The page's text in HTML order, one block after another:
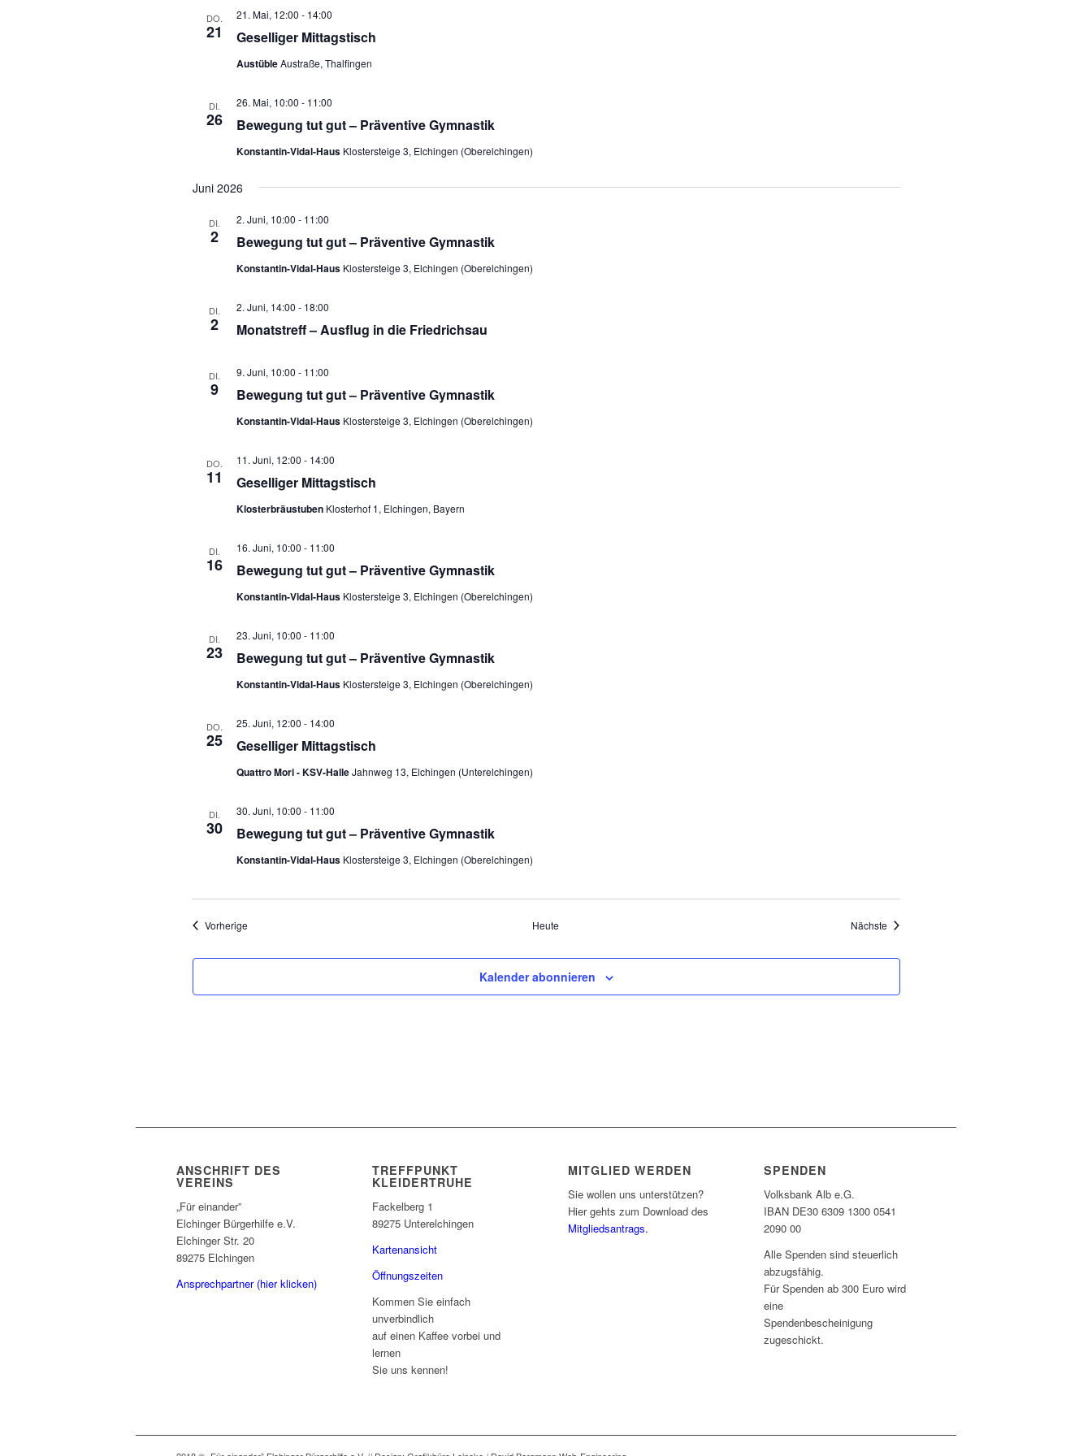
DO.
21 Geselliger Mittagstisch
21. Mai, 12:00 - 14:00
AustübleAustraße, Thalfingen
DI.
26 Bewegung tut gut – Präventive Gymnastik
26. Mai, 10:00 - 11:00
Konstantin-Vidal-Haus Klostersteige 3, Elchingen (Oberelchingen)
Juni 2026
DI.
2 Bewegung tut gut – Präventive Gymnastik
2. Juni, 10:00 - 11:00
Konstantin-Vidal-Haus Klostersteige 3, Elchingen (Oberelchingen)
DI.
2 Monatstreff – Ausflug in die Friedrichsau
2. Juni, 14:00 - 18:00
DI.
9 Bewegung tut gut – Präventive Gymnastik
9. Juni, 10:00 - 11:00
Konstantin-Vidal-Haus Klostersteige 3, Elchingen (Oberelchingen)
DO.
11 Geselliger Mittagstisch
11. Juni, 12:00 - 14:00
Klosterbräustuben Klosterhof 1, Elchingen, Bayern
DI.
16 Bewegung tut gut – Präventive Gymnastik
16. Juni, 10:00 - 11:00
Konstantin-Vidal-Haus Klostersteige 3, Elchingen (Oberelchingen)
DI.
23 Bewegung tut gut – Präventive Gymnastik
23. Juni, 10:00 - 11:00
Konstantin-Vidal-Haus Klostersteige 3, Elchingen (Oberelchingen)
DO.
25 Geselliger Mittagstisch
25. Juni, 12:00 - 14:00
Quattro Mori - KSV-HalleJahnweg 13, Elchingen (Unterelchingen)
DI.
30 Bewegung tut gut – Präventive Gymnastik
30. Juni, 10:00 - 11:00
Konstantin-Vidal-Haus Klostersteige 3, Elchingen (Oberelchingen)
VorherigeVeranstaltungen Heute Nächste Veranstaltungen
Kalender abonnieren
ANSCHRIFT DES
VEREINS
„Für einander”
Elchinger Bürgerhilfe e.V.
Elchinger Str. 20
89275 Elchingen
Ansprechpartner (hier klicken)
TREFFPUNKT
KLEIDERTRUHE
Fackelberg 1
89275 Unterelchingen
Kartenansicht
Öffnungszeiten
Kommen Sie einfach
unverbindlich
auf einen Kaffee vorbei und
lernen
Sie uns kennen!
MITGLIED WERDEN
Sie wollen uns unterstützen?
Hier gehts zum Download des
Mitgliedsantrags.
SPENDEN
Volksbank Alb e.G.
IBAN DE30 6309 1300 0541
2090 00
Alle Spenden sind steuerlich
abzugsfähig.
Für Spenden ab 300 Euro wird
eine
Spendenbescheinigung
zugeschickt.